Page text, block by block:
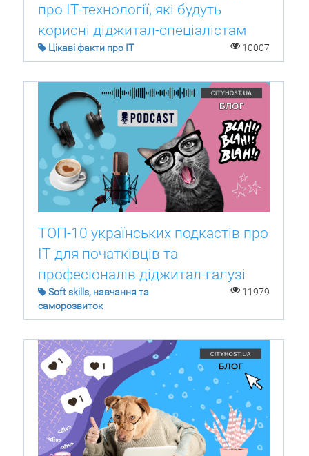
про IT-технології, які будуть
корисні діджитал-спеціалістам
Цікаві факти про IT 10007
ТОП-10 українських подкастів про
IT для початківців та
професіоналів діджитал-галузі
Soft skills, навчання та
саморозвиток
11979